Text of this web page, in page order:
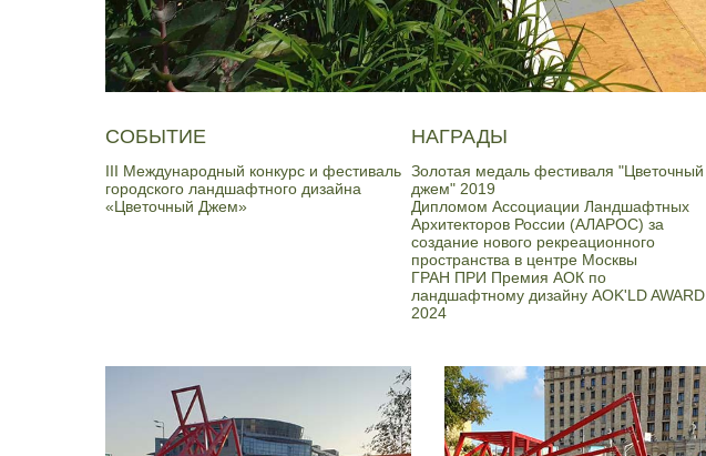
СОБЫТИЕ
III Международный конкурс и фестиваль
городского ландшафтного дизайна
«Цветочный Джем»
НАГРАДЫ
Золотая медаль фестиваля "Цветочный
джем" 2019
Дипломом Ассоциации Ландшафтных
Архитекторов России (АЛАРОС) за
создание нового рекреационного
пространства в центре Москвы
ГРАН ПРИ Премия АОК по
ландшафтному дизайну AOK'LD AWARD
2024
Конфиденциальность иУсловия использования